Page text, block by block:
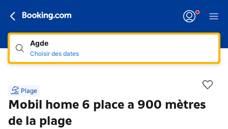
Agde
Choisir des dates
Plage
Mobil home 6 place a 900 mètres
de la plage